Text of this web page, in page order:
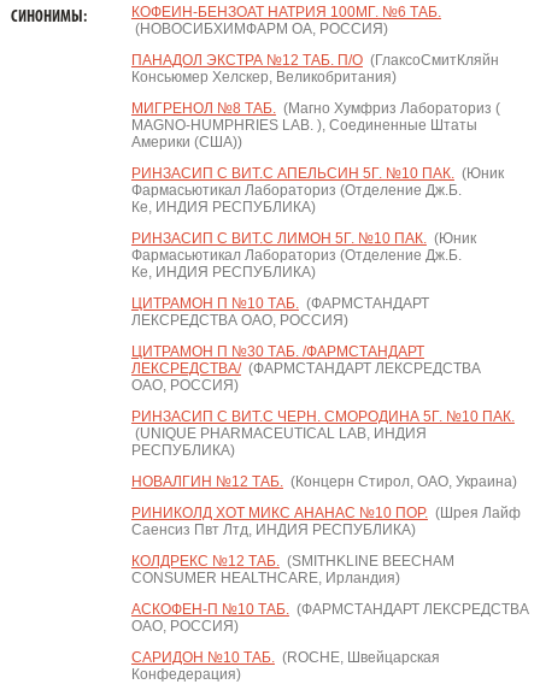
СИНОНИМЫ:
КОФЕИН-БЕНЗОАТ НАТРИЯ 100МГ. №6 ТАБ.
(НОВОСИБХИМФАРМ ОА, РОССИЯ)
ПАНАДОЛ ЭКСТРА №12 ТАБ. П/О(ГлаксоСмитКляйн
Консьюмер Хелскер, Великобритания)
МИГРЕНОЛ №8 ТАБ.(Магно Хумфриз Лабораториз (
MAGNO-HUMPHRIES LAB. ), Соединенные Штаты
Америки (США))
РИНЗАСИП С ВИТ.С АПЕЛЬСИН 5Г. №10 ПАК.(Юник
Фармасьютикал Лабораториз (Отделение Дж.Б.
Ке, ИНДИЯ РЕСПУБЛИКА)
РИНЗАСИП С ВИТ.С ЛИМОН 5Г. №10 ПАК.(Юник
Фармасьютикал Лабораториз (Отделение Дж.Б.
Ке, ИНДИЯ РЕСПУБЛИКА)
ЦИТРАМОН П №10 ТАБ.(ФАРМСТАНДАРТ
ЛЕКСРЕДСТВА ОАО, РОССИЯ)
ЦИТРАМОН П №30 ТАБ. /ФАРМСТАНДАРТ
ЛЕКСРЕДСТВА/(ФАРМСТАНДАРТ ЛЕКСРЕДСТВА
ОАО, РОССИЯ)
РИНЗАСИП С ВИТ.С ЧЕРН. СМОРОДИНА 5Г. №10 ПАК.
(UNIQUE PHARMACEUTICAL LAB, ИНДИЯ
РЕСПУБЛИКА)
НОВАЛГИН №12 ТАБ.(Концерн Стирол, ОАО, Украина)
РИНИКОЛД ХОТ МИКС АНАНАС №10 ПОР.(Шрея Лайф
Саенсиз Пвт Лтд, ИНДИЯ РЕСПУБЛИКА)
КОЛДРЕКС №12 ТАБ.(SMITHKLINE BEECHAM
CONSUMER HEALTHCARE, Ирландия)
АСКОФЕН-П №10 ТАБ.(ФАРМСТАНДАРТ ЛЕКСРЕДСТВА
ОАО, РОССИЯ)
САРИДОН №10 ТАБ.(ROCHE, Швейцарская
Конфедерация)